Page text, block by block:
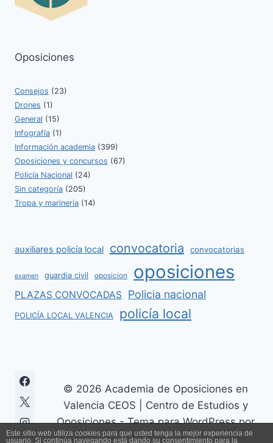
Oposiciones
Consejos (23)
Drones (1)
General (15)
Infografía (1)
Información academia (399)
Oposiciones y concursos (67)
Policía Nacional (24)
Sin categoría (205)
Tropa y marinería (14)
auxiliares policía local convocatoria convocatorias
examen guardia civil oposicion oposiciones
PLAZAS CONVOCADAS Policia nacional
POLICÍA LOCAL VALENCIA policía local
© 2026 Academia de Oposiciones en
Valencia CEOS | Centro de Estudios y
Oposiciones - Tema para WordPress por
Kadence WP
Este sitio web utiliza cookies para que usted tenga la mejor experiencia de
usuario. Si continúa navegando está dando su consentimiento para la